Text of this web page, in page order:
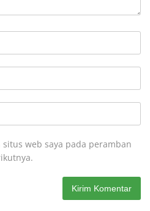
web saya pada peramban